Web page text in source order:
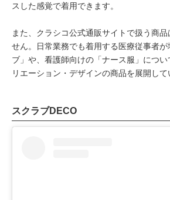
スした感覚で着用できます。
また、クラシコ公式通販サイトで扱う商
せん。日常業務でも着用する医療従事者が
ブ」や、看護師向けの「ナース服」につ
リエーション・デザインの商品を展開して
スクラブDECO